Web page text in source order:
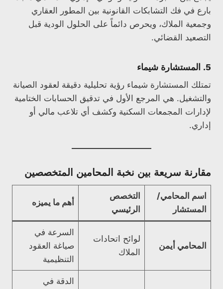
بارع في فك التشابكات القانونية بين المطور العقاري
وجمعية الملاك، ويحرص دائماً على الحلول الودية قبل
التصعيد القضائي.
5. المستشارة شيماء
تمتلك المستشارة شيماء رؤية تحليلية دقيقة لعقود الصيانة
والتشغيل. هي المرجع الأول في تدقيق الحسابات الختامية
لإدارات المجمعات السكنية وكشف أي تلاعب مالي أو
إداري.
مقارنة سريعة بين نخبة المحامين المتخصصين
اسم المحامي/
المستشار
التخصص
الرئيسي
أهم ما يميزه
المحامي أيمن
لوائح اتحادات
الملاك
السرعة في
صياغة العقود
التنظيمية
الدقة في